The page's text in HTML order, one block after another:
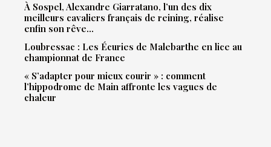
À Sospel, Alexandre Giarratano, l’un des dix
meilleurs cavaliers français de reining, réalise
enfin son rêve…
Loubressac : Les Écuries de Malebarthe en lice au
championnat de France
« S’adapter pour mieux courir » : comment
l’hippodrome de Main affronte les vagues de
chaleur